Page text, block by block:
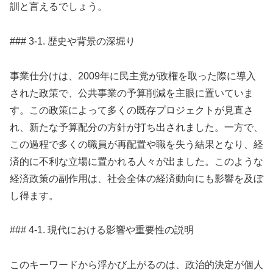
訓と言えるでしょう。
### 3-1. 歴史や背景の深堀り
事業仕分けは、2009年に民主党が政権を取った際に導入
された政策で、公共事業の予算削減を主眼に置いていま
す。この政策によって多くの既存プロジェクトが見直さ
れ、新たな予算配分の方針が打ち出されました。一方で、
この過程で多くの職員が再配置や職を失う結果となり、経
済的に不利な立場に置かれる人々が出ました。このような
経済政策の副作用は、社会全体の経済動向にも影響を及ぼ
し得ます。
### 4-1. 現代における影響や重要性の説明
このキーワードから浮かび上がるのは、政治的決定が個人